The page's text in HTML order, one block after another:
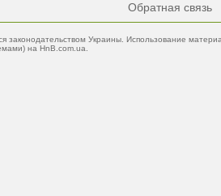
Обратная связь
законодательством Украины. Использование
на HnB.com.ua.